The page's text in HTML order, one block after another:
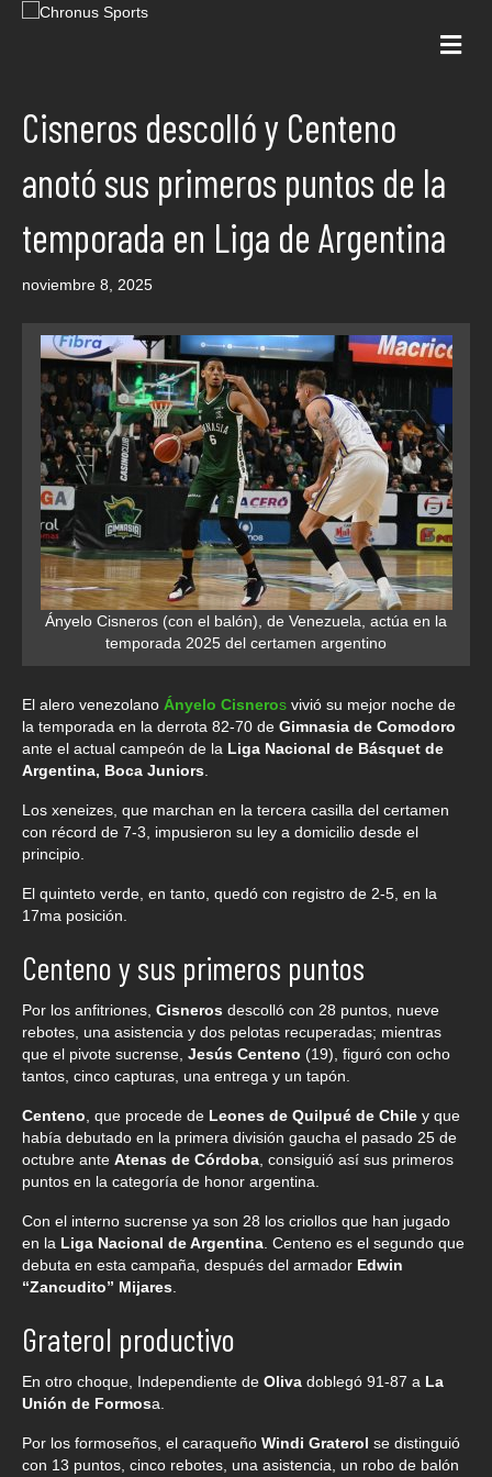
Cisneros descolló y Centeno
anotó sus primeros puntos de la
temporada en Liga de Argentina
noviembre 8, 2025
Ányelo Cisneros (con el balón), de Venezuela, actúa en la
temporada 2025 del certamen argentino
El alero venezolano Ányelo Cisneros vivió su mejor noche de
la temporada en la derrota 82-70 de Gimnasia de Comodoro
ante el actual campeón de la Liga Nacional de Básquet de
Argentina, Boca Juniors.
Los xeneizes, que marchan en la tercera casilla del certamen
con récord de 7-3, impusieron su ley a domicilio desde el
principio.
El quinteto verde, en tanto, quedó con registro de 2-5, en la
17ma posición.
Centeno y sus primeros puntos
Por los anfitriones, Cisneros descolló con 28 puntos, nueve
rebotes, una asistencia y dos pelotas recuperadas; mientras
que el pivote sucrense, Jesús Centeno (19), figuró con ocho
tantos, cinco capturas, una entrega y un tapón.
Centeno, que procede de Leones de Quilpué de Chile y que
había debutado en la primera división gaucha el pasado 25 de
octubre ante Atenas de Córdoba, consiguió así sus primeros
puntos en la categoría de honor argentina.
Con el interno sucrense ya son 28 los criollos que han jugado
en la Liga Nacional de Argentina. Centeno es el segundo que
debuta en esta campaña, después del armador Edwin
“Zancudito” Mijares.
Graterol productivo
En otro choque, Independiente de Oliva doblegó 91-87 a La
Unión de Formosa.
Por los formoseños, el caraqueño Windi Graterol se distinguió
con 13 puntos, cinco rebotes, una asistencia, un robo de balón